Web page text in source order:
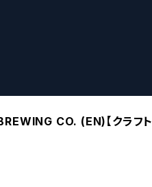
CO. (EN)【クラフト